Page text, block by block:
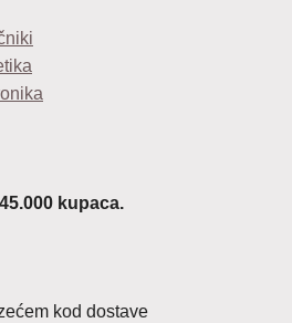
kupaca.
kod dostave